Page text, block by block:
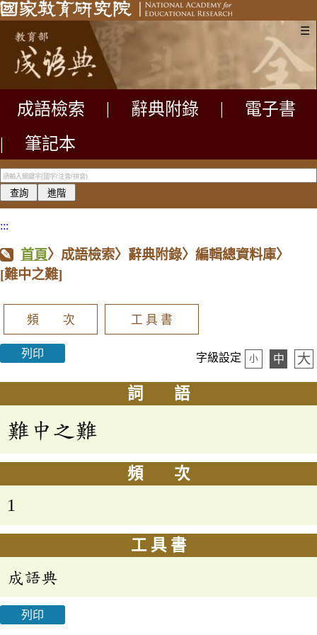
☰
成語檢索 辭典附錄
電子書
|
筆記本
:::
首頁〉成語檢索〉辭典附錄〉編輯總資料庫〉
[難中之難]
頻 次 工 具 書
列印 字級設定 小 中 大
詞 語
難中之難
頻 次
1
工 具 書
成語典
列印